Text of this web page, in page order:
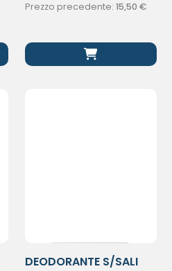
Prezzo precedente: 15,50 €
DEODORANTE S/SALI